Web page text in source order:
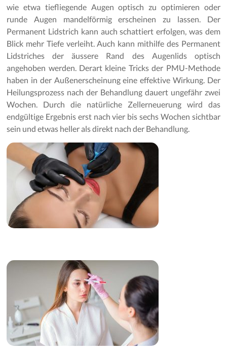
wie etwa tiefliegende Augen optisch zu optimieren oder
runde Augen mandelförmig erscheinen zu lassen. Der
Permanent Lidstrich kann auch schattiert erfolgen, was dem
Blick mehr Tiefe verleiht. Auch kann mithilfe des Permanent
Lidstriches der äussere Rand des Augenlids optisch
angehoben werden. Derart kleine Tricks der PMU-Methode
haben in der Außenerscheinung eine effektive Wirkung. Der
Heilungsprozess nach der Behandlung dauert ungefähr zwei
Wochen. Durch die natürliche Zellerneuerung wird das
endgültige Ergebnis erst nach vier bis sechs Wochen sichtbar
sein und etwas heller als direkt nach der Behandlung.